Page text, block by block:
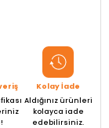
Kolay İade
Aldığınız ürünleri
kolayca iade
edebilirsiniz.